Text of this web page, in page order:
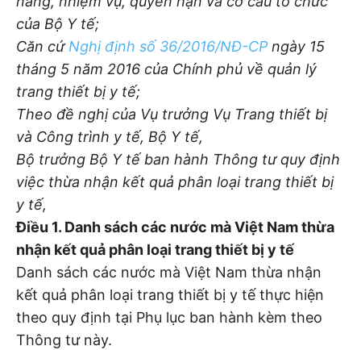
của Bộ Y tế;
Căn cứNghị định số 36/2016/NĐ-CP ngày 15
tháng 5 năm 2016 của Chính phủ về quản lý
trang thiết bị y tế;
Theo đề nghị của Vụ trưởng Vụ Trang thiết bị
và Công trình y tế, Bộ Y tế,
Bộ trưởng Bộ Y tế ban hành Thông tư quy định
việc thừa nhận kết quả phân loại trang thiết bị
y tế,
Điều 1. Danh sách các nước mà Việt Nam thừa
nhận kết quả phân loại trang thiết bị y tế
Danh sách các nước mà Việt Nam thừa nhận
kết quả phân loại trang thiết bị y tế thực hiện
theo quy định tại Phụ lục ban hành kèm theo
Thông tư này.